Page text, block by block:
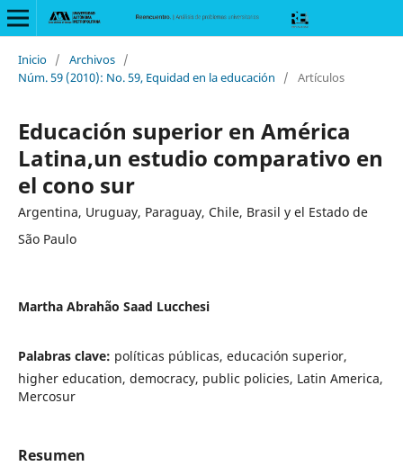
Inicio / Archivos /
Núm. 59 (2010): No. 59, Equidad en la educación
/ Artículos
Educación superior en América
Latina,un estudio comparativo en
el cono sur
Argentina, Uruguay, Paraguay, Chile, Brasil y el Estado de
São Paulo
Martha Abrahão Saad Lucchesi
Palabras clave: políticas públicas, educación superior,
higher education, democracy, public policies, Latin America,
Mercosur
Resumen